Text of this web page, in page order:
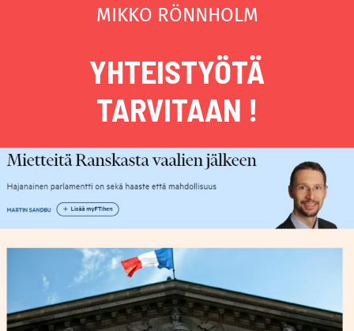
MIKKO RÖNNHOLM
YHTEISTYÖTÄ
TARVITAAN !